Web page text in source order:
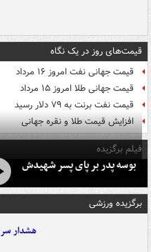
قیمت‌های روز در یک نگاه
قیمت جهانی نفت امروز ۱۶ مرداد
قیمت جهانی طلا امروز ۱۵ مرداد
قیمت نفت برنت به ۷۹ دلار رسید
افزایش قیمت طلا و نقره جهانی
فیلم برگزیده
بوسه‌ پدر بر پای پسر شهیدش
برگزیده ورزشی
هشدار